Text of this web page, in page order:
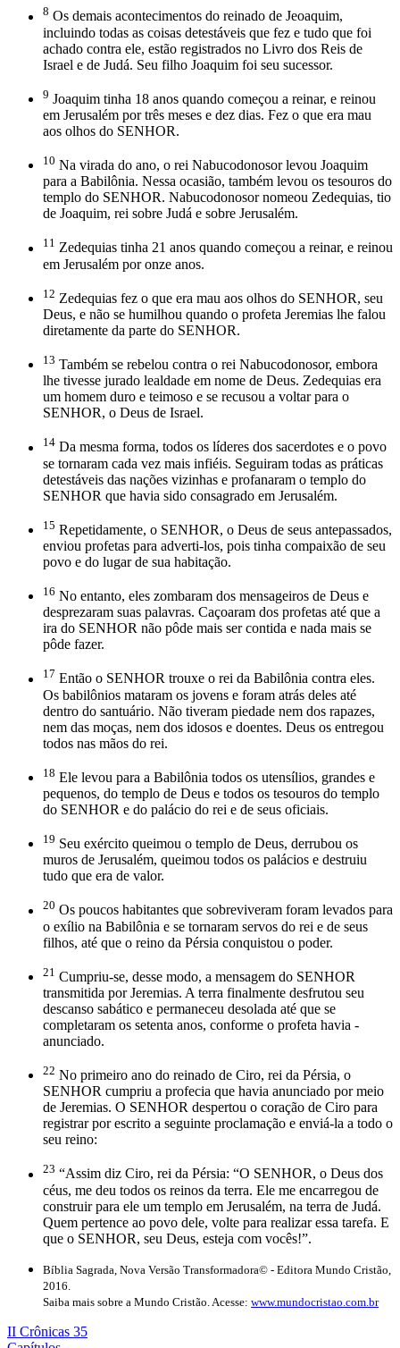
8 Os demais acontecimentos do reinado de Jeoaquim,
incluindo todas as coisas detestáveis que fez e tudo que foi
achado contra ele, estão registrados no Livro dos Reis de
Israel e de Judá. Seu filho Joaquim foi seu sucessor.
9 Joaquim tinha 18 anos quando começou a reinar, e reinou
em Jerusalém por três meses e dez dias. Fez o que era mau
aos olhos do SENHOR.
10 Na virada do ano, o rei Nabucodonosor levou Joaquim
para a Babilônia. Nessa ocasião, também levou os tesouros do
templo do SENHOR. Nabucodonosor nomeou Zedequias, tio
de Joaquim, rei sobre Judá e sobre Jerusalém.
11 Zedequias tinha 21 anos quando começou a reinar, e reinou
em Jerusalém por onze anos.
12 Zedequias fez o que era mau aos olhos do SENHOR, seu
Deus, e não se humilhou quando o profeta Jeremias lhe falou
diretamente da parte do SENHOR.
13 Também se rebelou contra o rei Nabucodonosor, embora
lhe tivesse jurado lealdade em nome de Deus. Zedequias era
um homem duro e teimoso e se recusou a voltar para o
SENHOR, o Deus de Israel.
14 Da mesma forma, todos os líderes dos sacerdotes e o povo
se tornaram cada vez mais infiéis. Seguiram todas as práticas
detestáveis das nações vizinhas e profanaram o templo do
SENHOR que havia sido consagrado em Jerusalém.
15 Repetidamente, o SENHOR, o Deus de seus antepassados,
enviou profetas para adverti-los, pois tinha compaixão de seu
povo e do lugar de sua habitação.
16 No entanto, eles zombaram dos mensageiros de Deus e
desprezaram suas palavras. Caçoaram dos profetas até que a
ira do SENHOR não pôde mais ser contida e nada mais se
pôde fazer.
17 Então o SENHOR trouxe o rei da Babilônia contra eles.
Os babilônios mataram os jovens e foram atrás deles até
dentro do santuário. Não tiveram piedade nem dos rapazes,
nem das moças, nem dos idosos e doentes. Deus os entregou
todos nas mãos do rei.
18 Ele levou para a Babilônia todos os utensílios, grandes e
pequenos, do templo de Deus e todos os tesouros do templo
do SENHOR e do palácio do rei e de seus oficiais.
19 Seu exército queimou o templo de Deus, derrubou os
muros de Jerusalém, queimou todos os pa­lácios e destruiu
tudo que era de valor.
20 Os poucos habitantes que sobreviveram foram levados para
o exílio na Babilônia e se tornaram servos do rei e de seus
filhos, até que o reino da Pérsia conquistou o poder.
21 Cumpriu-se, desse modo, a mensagem do SENHOR
transmitida por Jeremias. A terra finalmente desfrutou seu
descanso sabático e permaneceu desolada até que se
completaram os setenta anos, conforme o profeta havia ­
anunciado.
22 No primeiro ano do reinado de Ciro, rei da Pérsia, o
SENHOR cumpriu a profecia que havia anunciado por meio
de Jeremias. O SENHOR despertou o coração de Ciro para
registrar por escrito a seguinte proclamação e enviá-la a todo o
seu reino:
23 “Assim diz Ciro, rei da Pérsia: “O SENHOR, o Deus dos
céus, me deu todos os reinos da terra. Ele me encarregou de
construir para ele um templo em Jerusalém, na terra de Judá.
Quem pertence ao povo dele, volte para realizar essa tarefa. E
que o SENHOR, seu Deus, esteja com vocês!”.
Bíblia Sagrada, Nova Versão Transformadora© - Editora Mundo Cristão,
2016.
Saiba mais sobre a Mundo Cristão. Acesse: www.mundocristao.com.br
II Crônicas 35